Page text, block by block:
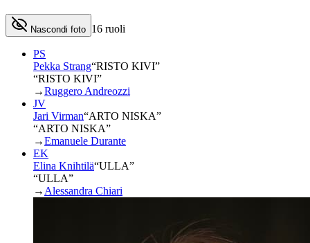
Nascondi foto 16 ruoli
PS
Pekka Strang“RISTO KIVI”
“RISTO KIVI”
→Ruggero Andreozzi
JV
Jari Virman“ARTO NISKA”
“ARTO NISKA”
→Emanuele Durante
EK
Elina Knihtilä“ULLA”
“ULLA”
→ Alessandra Chiari